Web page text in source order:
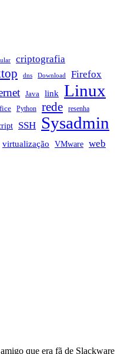
criptografia
dns Download Firefox
Java link Linux
Python rede resenha
SSH Sysadmin
virtualização VMware web
que era fã de Slackware